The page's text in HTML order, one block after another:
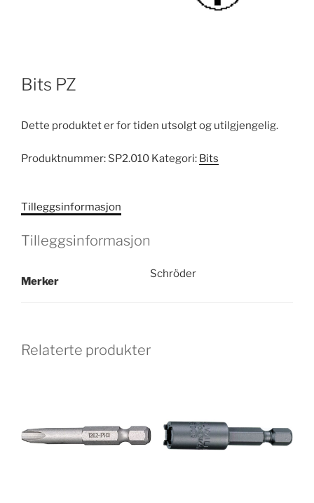
Bits PZ
Dette produktet er for tiden utsolgt og utilgjengelig.
Produktnummer: SP2.010 Kategori: Bits
Tilleggsinformasjon
Tilleggsinformasjon
Merker
Schröder
Relaterte produkter